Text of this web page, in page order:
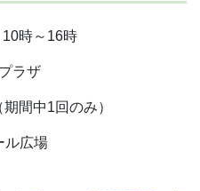
時～16時
ラザ
間中1回のみ）
ル広場